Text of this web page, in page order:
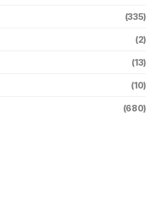
(335)
(2)
(13)
(10)
(680)